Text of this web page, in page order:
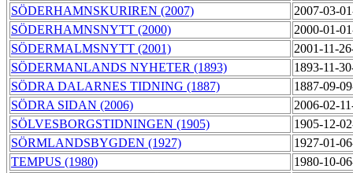
SÖDERHAMNSKURIREN (2007)
2007-03-
SÖDERHAMNSNYTT (2000)
2000-01-
SÖDERMALMSNYTT (2001)
2001-11-
SÖDERMANLANDS NYHETER (1893)
1893-11-
SÖDRA DALARNES TIDNING (1887)
1887-09-
SÖDRA SIDAN (2006)
2006-02-
SÖLVESBORGSTIDNINGEN (1905)
1905-12-
SÖRMLANDSBYGDEN (1927)
1927-01-
TEMPUS (1980)
1980-10-